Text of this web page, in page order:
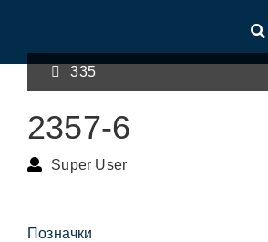
335
2357-6
Super User
Позначки